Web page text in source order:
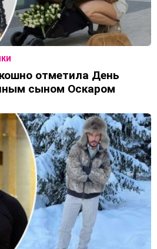
отметила День
сыном Оскаром